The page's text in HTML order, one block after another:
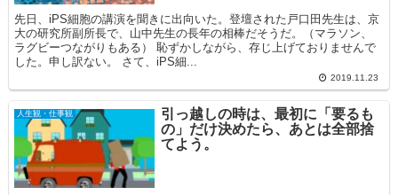
先日、iPS細胞の講演を聞きに出向いた。登壇された戸口田先生は、京
大の研究所副所長で、山中先生の長年の相棒だそうだ。（マラソン、
ラグビーつながりもある） 恥ずかしながら、存じ上げておりませんで
した。申し訳ない。 さて、iPS細...
2019.11.23
人生観・仕事観
引っ越しの時は、最初に「要るも
の」だけ決めたら、あとは全部捨
てよう。